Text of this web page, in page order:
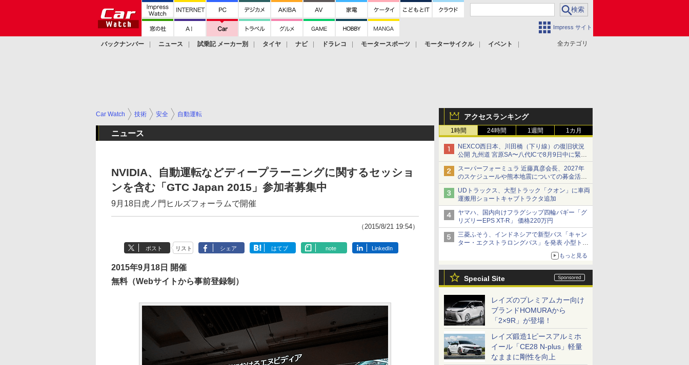
Impress サイト
全カテゴリ
バックナンバー ニュース 試乗記 メーカー別 タイヤ ナビ ドラレコ モータースポーツ モーターサイクル
イベント
アクセスランキング
1時間 24時間 1週間 1カ月
NEXCO西日本、川田橋（下り線）の復旧状況
公開 九州道 宮原SA〜八代ICで8月9日中に緊急
車両を通行可能に
スーパーフォーミュラ 近藤真彦会長、2027年
のスケジュールや熊本地震についての募金活動
を紹介
UDトラックス、大型トラック「クオン」に車両
運搬用ショートキャブトラクタ追加
ヤマハ、国内向けフラグシップ四輪バギー「グ
リズリーEPS XT-R」 価格220万円
三菱ふそう、インドネシアで新型バス「キャン
ター・エクストラロングバス」を発表 小型トラ
ックベースの観光・旅客輸送向けバス
もっと見る
Special Site
レイズのプレミアムカー向け
ブランドHOMURAから
「2×9R」が登場！
レイズ鍛造1ピースアルミホ
イール「CE28 N-plus」軽量
なままに剛性を向上
Car Watch 技術 安全 自動運転
ニュース
NVIDIA、自動運転などディープラーニングに関するセッショ
ンを含む「GTC Japan 2015」参加者募集中
9月18日虎ノ門ヒルズフォーラムで開催
（2015/8/21 19:54）
ポスト リスト シェア はてブ note LinkedIn
2015年9月18日 開催
無料（Webサイトから事前登録制）